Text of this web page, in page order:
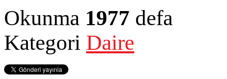
Okunma 1977 defa
Kategori Daire